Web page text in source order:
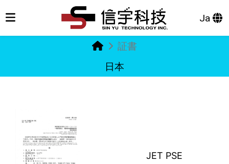
Ja
証書
日本
JET PSE